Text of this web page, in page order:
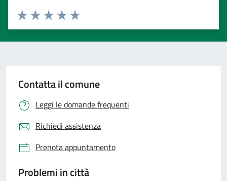
Valuta 5 stelle su 5
Valuta 4 stelle su 5
Valuta 3 stelle su 5
Valuta 2 stelle su 5
Valuta 1 stelle su 5
Contatta il comune
Leggi le domande frequenti
Richiedi assistenza
Prenota appuntamento
Problemi in città